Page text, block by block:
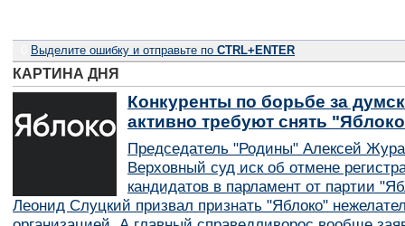
Выделите ошибку и отправьте по CTRL+ENTER
КАРТИНА ДНЯ
Конкуренты по борьбе за
активно требуют снять
Председатель "Родины" Алексей
Верховный суд иск об отмене
кандидатов в парламент от партии
Леонид Слуцкий призвал признать "Яблоко"